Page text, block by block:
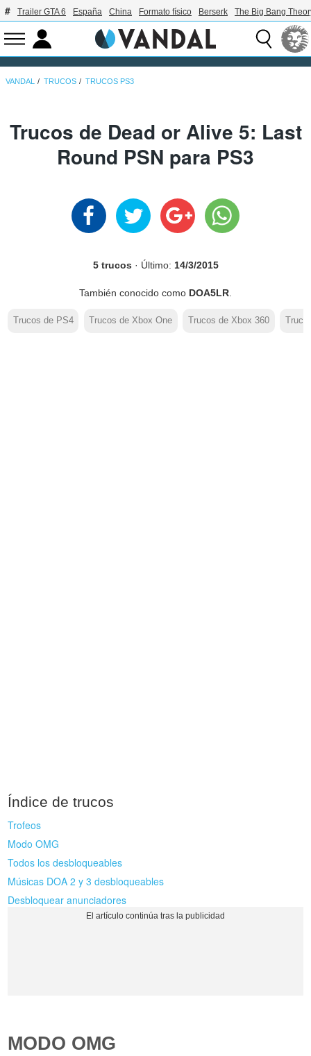
Trailer GTA 6 España China Formato físico Berserk The Big Bang
VANDAL TRUCOS TRUCOS PS3
Trucos de Dead or Alive 5: Last
Round PSN para PS3
5 trucos · Último: 14/3/2015
También conocido como DOA5LR
Trucos de PS4 Trucos de Xbox One Trucos de Xbox 360
Índice de trucos
Trofeos
Modo OMG
Todos los desbloqueables
Músicas DOA 2 y 3 desbloqueables
Desbloquear anunciadores
MODO OMG